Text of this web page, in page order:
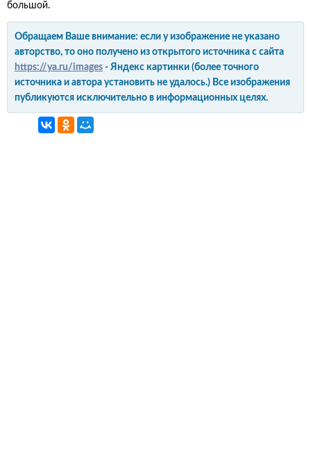
большой.
Обращаем Ваше внимание: если у изображение не указано
авторство, то оно получено из открытого источника с сайта
https://ya.ru/images - Яндекс картинки (более точного
источника и автора установить не удалось.) Все изображения
публикуются исключительно в информационных целях.